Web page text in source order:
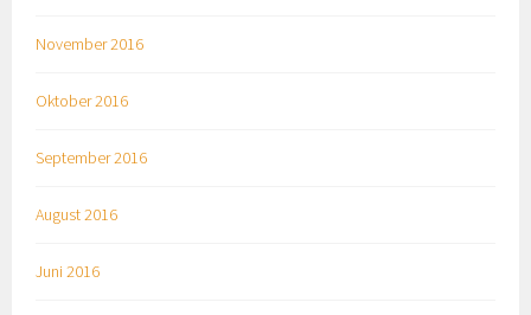
November 2016
Oktober 2016
September 2016
August 2016
Juni 2016